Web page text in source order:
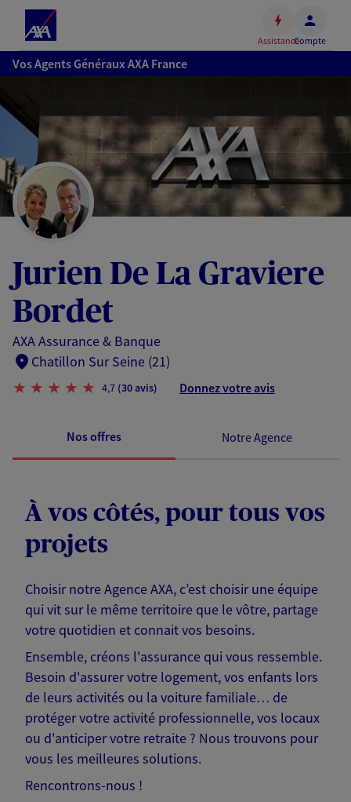
Accéder
au
Accéder
au
pied
de
page
AssistanceCompte
Vos Agents Généraux AXA France
Jurien De La Graviere
Bordet
AXA Assurance & Banque
Chatillon Sur Seine (21)
4,7 (30 avis) Donnez votre avis
Nos offres Notre Agence
À vos côtés, pour tous vos
projets
Choisir notre Agence AXA, c’est choisir une équipe
qui vit sur le même territoire que le vôtre, partage
votre quotidien et connait vos besoins.
Ensemble, créons l'assurance qui vous ressemble.
Besoin d'assurer votre logement, vos enfants lors
de leurs activités ou la voiture familiale… de
protéger votre activité professionnelle, vos locaux
ou d'anticiper votre retraite ? Nous trouvons pour
vous les meilleures solutions.
Rencontrons-nous !